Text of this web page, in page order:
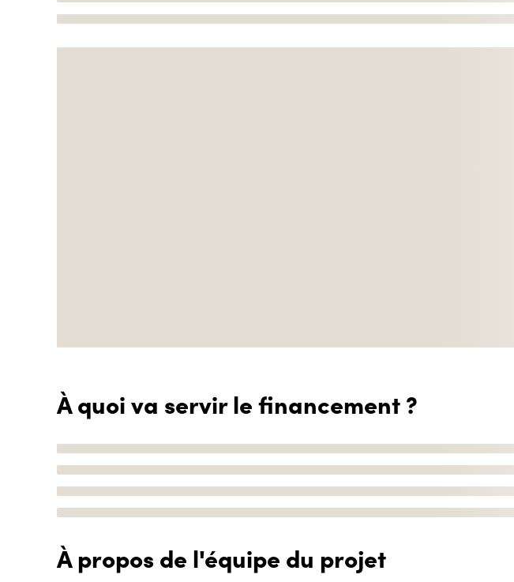
À quoi va servir le financement ?
À propos de l'équipe du projet